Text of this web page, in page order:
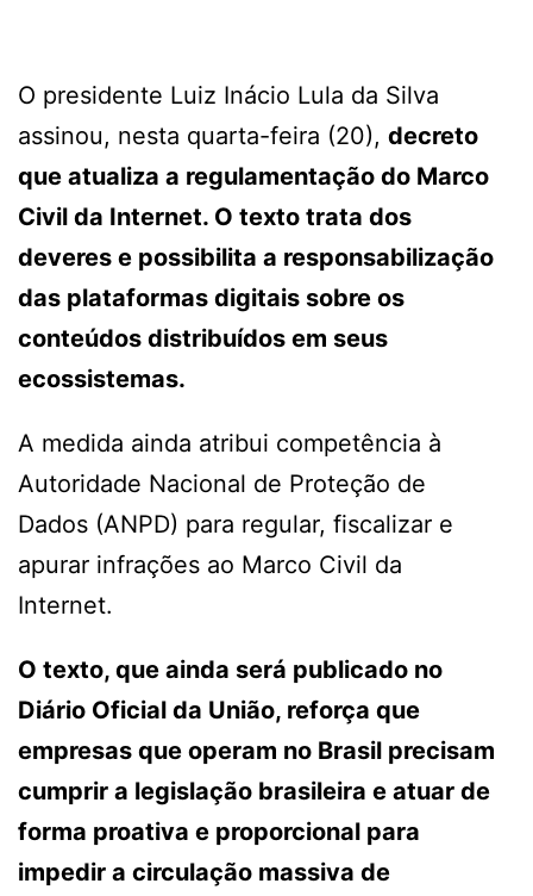
O presidente Luiz Inácio Lula da Silva
assinou, nesta quarta-feira (20), decreto
que atualiza a regulamentação do Marco
Civil da Internet. O texto trata dos
deveres e possibilita a responsabilização
das plataformas digitais sobre os
conteúdos distribuídos em seus
ecossistemas.
A medida ainda atribui competência à
Autoridade Nacional de Proteção de
Dados (ANPD) para regular, fiscalizar e
apurar infrações ao Marco Civil da
Internet.
O texto, que ainda será publicado no
Diário Oficial da União, reforça que
empresas que operam no Brasil precisam
cumprir a legislação brasileira e atuar de
forma proativa e proporcional para
impedir a circulação massiva de